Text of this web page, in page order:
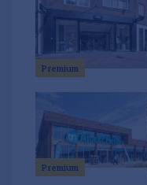
Premium
Premium